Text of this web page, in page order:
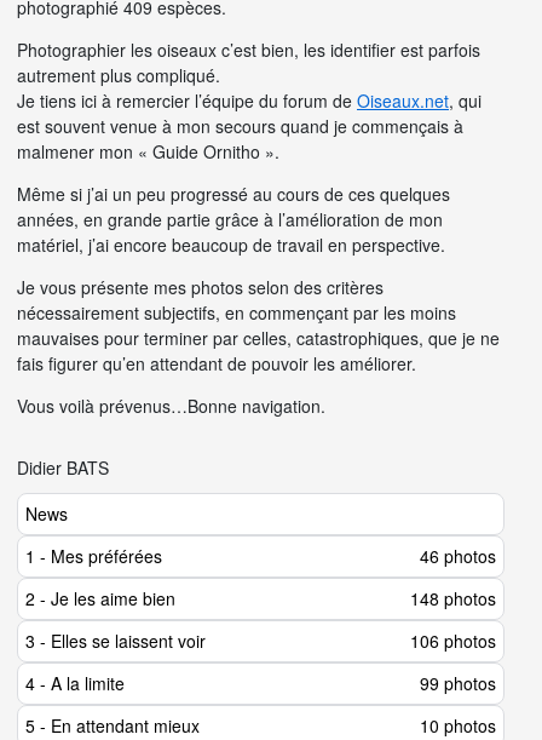
photographié 409 espèces.
Photographier les oiseaux c’est bien, les identifier est parfois
autrement plus compliqué.
Je tiens ici à remercier l’équipe du forum de Oiseaux.net, qui
est souvent venue à mon secours quand je commençais à
malmener mon « Guide Ornitho ».
Même si j’ai un peu progressé au cours de ces quelques
années, en grande partie grâce à l’amélioration de mon
matériel, j’ai encore beaucoup de travail en perspective.
Je vous présente mes photos selon des critères
nécessairement subjectifs, en commençant par les moins
mauvaises pour terminer par celles, catastrophiques, que je ne
fais figurer qu’en attendant de pouvoir les améliorer.
Vous voilà prévenus…Bonne navigation.
Didier BATS
News
1 - Mes préférées
46 photos
2 - Je les aime bien
148 photos
3 - Elles se laissent voir
106 photos
4 - A la limite
99 photos
5 - En attendant mieux
10 photos